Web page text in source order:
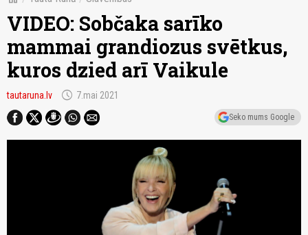
VIDEO: Sobčaka sarīko
mammai grandiozus svētkus,
kuros dzied arī Vaikule
tautaruna.lv schedule 7.mai 2021
Seko mums Google